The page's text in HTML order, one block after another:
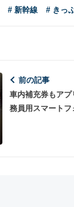
# 新幹線 # きっ
前の記事
車内補充券もア
務員用スマートフ